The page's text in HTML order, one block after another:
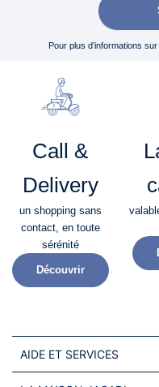
Pour plus d’informations
Call &
Delivery
un shopping sans
contact, en toute
sérénité​
Découvrir
AIDE ET SERVICES